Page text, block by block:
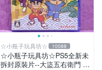
☆小瓶子玩具坊☆ 10088
☆小瓶子玩具坊☆PS5全新未
拆封原裝片--大盜五右衛門 4